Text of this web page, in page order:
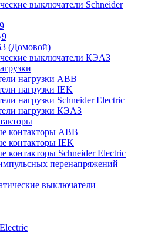
выключатели Schneider
(Домовой)
выключатели КЭАЗ
нагрузки ABB
нагрузки IEK
нагрузки Schneider Electric
нагрузки КЭАЗ
контакторы ABB
контакторы IEK
контакторы Schneider Electric
перенапряжений
выключатели